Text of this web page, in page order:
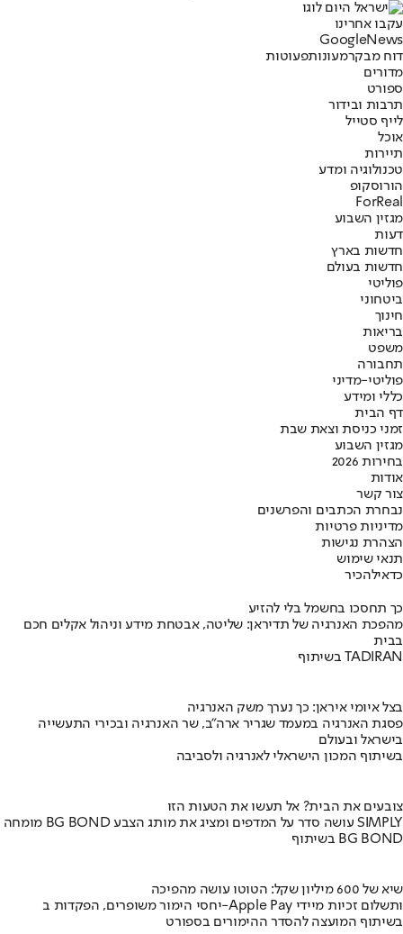
עקבו אחרינו
Googl eNews
דוח מבקרמעונותפעוטות
מדורים
ספורט
תרבות ובידור
לייף סטייל
אוכל
תיירות
טכנולוגיה ומדע
הורוסקופ
ForReal
מגזין השבוע
דעות
חדשות בארץ
חדשות בעולם
פוליטי
ביטחוני
חינוך
בריאות
משפט
תחבורה
פוליטי-מדיני
כללי ומידע
דף הבית
זמני כניסת וצאת שבת
מגזין השבוע
בחירות 2026
אודות
צור קשר
נבחרת הכתבים והפרשנים
מדיניות פרטיות
הצהרת נגישות
תנאי שימוש
כדאילהכיר
כך תחסכו בחשמל בלי להזיע
מהפכת האנרגיה של תדיראן: שליטה, אבטחת מידע וניהול אקלים חכם
בבית
בשיתוף TADIRAN
בצל איומי איראן: כך נערך משק האנרגיה
פסגת האנרגיה במעמד שגריר ארה"ב, שר האנרגיה ובכירי התעשייה
בישראל ובעולם
בשיתוף המכון הישראלי לאנרגיה ולסביבה
צובעים את הבית? אל תעשו את הטעות הזו
מומחה BG BOND עושה סדר על המדפים ומציג את מותג הצבע SIMPLY
בשיתוף BG BOND
שיא של 600 מיליון שקל: הטוטו עושה מהפיכה
יחסי הימור משופרים, הפקדות ב-Apple Pay ותשלום זכיות מיידי
בשיתוף המועצה להסדר ההימורים בספורט